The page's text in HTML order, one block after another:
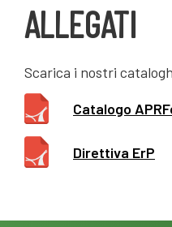
ALLEGATI
Scarica i nostri
Catalogo
Direttiva ErP